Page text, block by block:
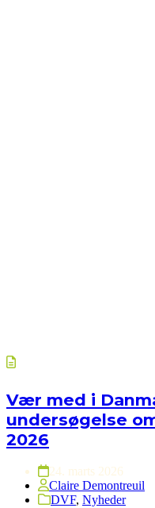
Vær med i
undersøgelse
2026
24. marts 2026
Claire Demontreuil
DVF, Nyheder